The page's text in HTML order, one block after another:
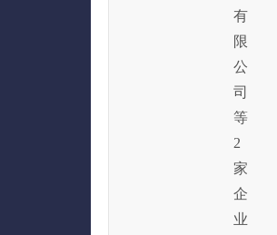
有
限
公
司
等
2
家
企
业